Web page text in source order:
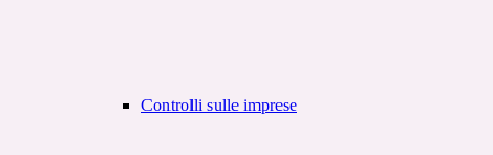
Controlli sulle imprese